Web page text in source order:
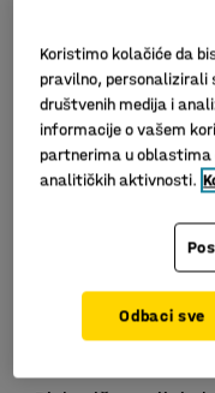
Tanak dizajn
Koristimo kolačiće da
pravilno, personalizirali
društvenih medija i
informacije o vašem
partnerima u
analitičkih aktivnosti.
Odbaci sve